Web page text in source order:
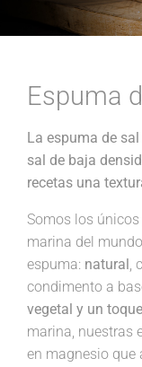
Espuma
La espuma de
sal de baja
recetas una
Somos los
marina del
espuma: natural,
condimento a
vegetal y un
marina, nuestras
en magnesio que